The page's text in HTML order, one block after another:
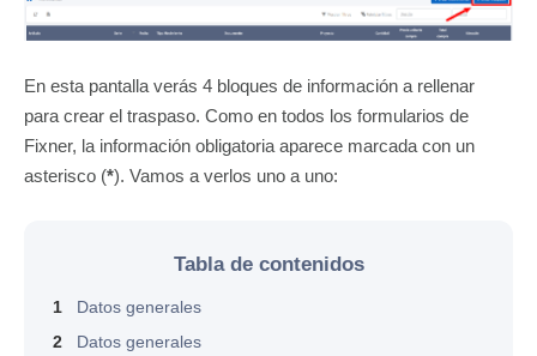
En esta pantalla verás 4 bloques de información a rellenar
para crear el traspaso. Como en todos los formularios de
Fixner, la información obligatoria aparece marcada con un
asterisco (*). Vamos a verlos uno a uno:
Tabla de contenidos
1
Datos generales
2
Datos generales